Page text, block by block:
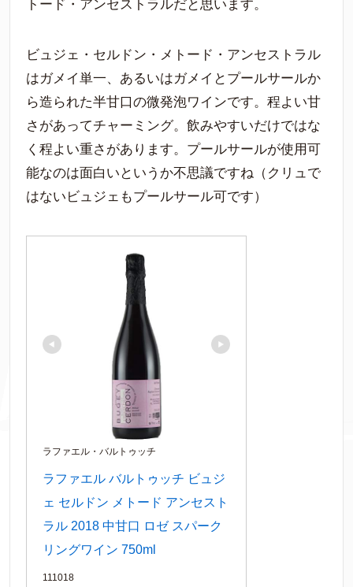
トード・アンセストラルだと思います。
ビュジェ・セルドン・メトード・アンセストラル
はガメイ単一、あるいはガメイとプールサールか
ら造られた半甘口の微発泡ワインです。程よい甘
さがあってチャーミング。飲みやすいだけではな
く程よい重さがあります。プールサールが使用可
能なのは面白いというか不思議ですね（クリュで
はないビュジェもプールサール可です）
ラファエル・バルトゥッチ
ラファエル バルトゥッチ ビュジ
ェ セルドン メトード アンセスト
ラル 2018 中甘口 ロゼ スパーク
リングワイン 750ml
111018